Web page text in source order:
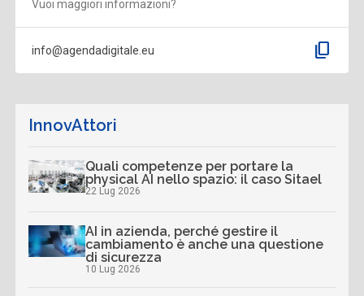
Vuoi maggiori informazioni?
info@agendadigitale.eu content_copy
InnovAttori
Quali competenze per portare la
physical AI nello spazio: il caso Sitael
22 Lug 2026
AI in azienda, perché gestire il
cambiamento è anche una questione
di sicurezza
10 Lug 2026